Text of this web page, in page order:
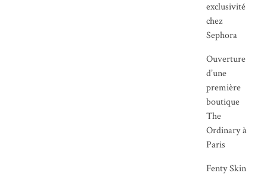
exclusivité
chez
Sephora
Ouverture
d’une
première
boutique
The
Ordinary à
Paris
Fenty Skin